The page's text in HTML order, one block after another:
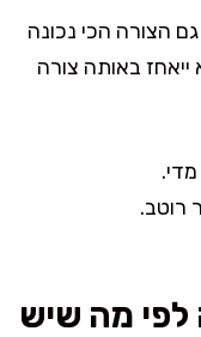
הצורה הכי נכונה
באותה צורה
רוטב.
לפי מה שיש